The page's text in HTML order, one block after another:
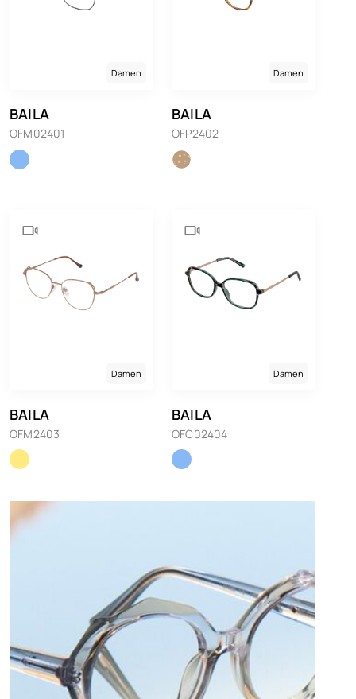
Damen
BAILA
OFM02401
Damen
BAILA
OFP2402
Damen
BAILA
OFM2403
Damen
BAILA
OFC02404